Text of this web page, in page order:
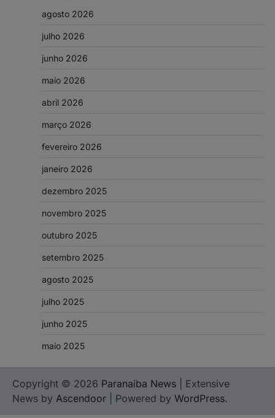
agosto 2026
julho 2026
junho 2026
maio 2026
abril 2026
março 2026
fevereiro 2026
janeiro 2026
dezembro 2025
novembro 2025
outubro 2025
setembro 2025
agosto 2025
julho 2025
junho 2025
maio 2025
Copyright © 2026 Paranaíba News | Extensive
News by Ascendoor | Powered by WordPress.